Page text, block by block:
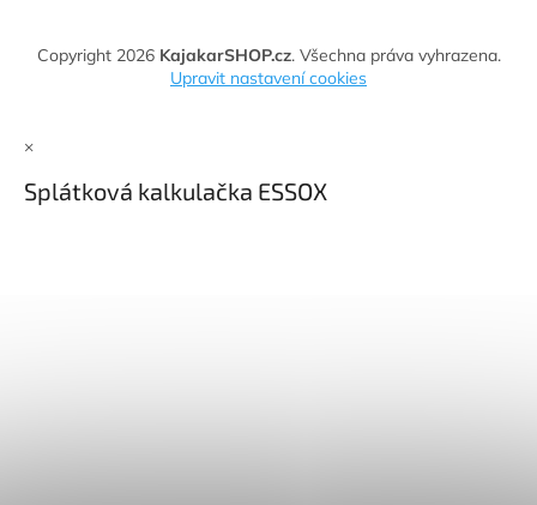
Copyright 2026 KajakarSHOP.cz. Všechna práva vyhrazena.
Upravit nastavení cookies
×
Splátková kalkulačka ESSOX